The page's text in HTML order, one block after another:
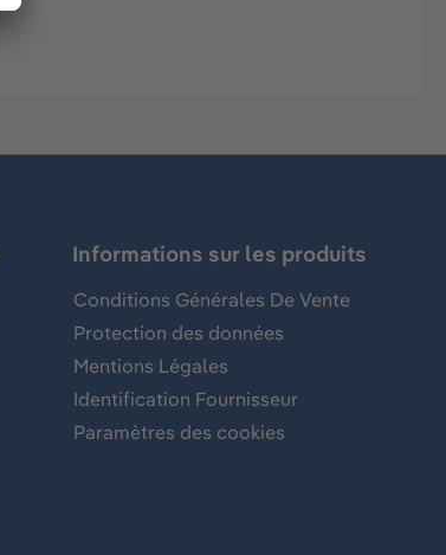
Informations sur les produits
Conditions Générales De Vente
Protection des données
Mentions Légales
Identification Fournisseur
Paramètres des cookies